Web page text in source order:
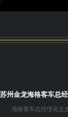
苏州金龙海格客车总
海格客车总经理吴文文